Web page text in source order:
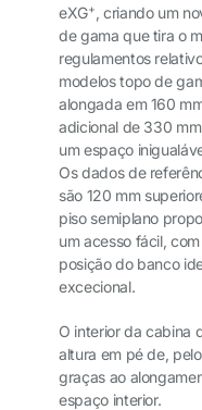
eXG+ , criando um
de gama que tira o
regulamentos
modelos topo de
alongada em 160
adicional de 330
um espaço
Os dados de
são 120 mm
piso semiplano
um acesso fácil,
posição do banco
excecional.
O interior da cabina
altura em pé de,
graças ao
espaço interior.